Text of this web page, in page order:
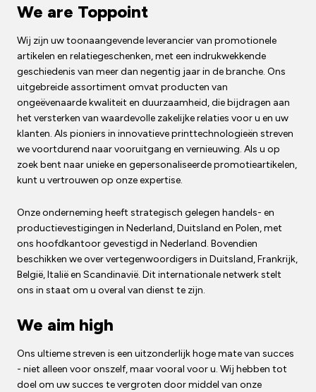
We are Toppoint
Wij zijn uw toonaangevende leverancier van promotionele
artikelen en relatiegeschenken, met een indrukwekkende
geschiedenis van meer dan negentig jaar in de branche. Ons
uitgebreide assortiment omvat producten van
ongeëvenaarde kwaliteit en duurzaamheid, die bijdragen aan
het versterken van waardevolle zakelijke relaties voor u en uw
klanten. Als pioniers in innovatieve printtechnologieën streven
we voortdurend naar vooruitgang en vernieuwing. Als u op
zoek bent naar unieke en gepersonaliseerde promotieartikelen,
kunt u vertrouwen op onze expertise.
Onze onderneming heeft strategisch gelegen handels- en
productievestigingen in Nederland, Duitsland en Polen, met
ons hoofdkantoor gevestigd in Nederland. Bovendien
beschikken we over vertegenwoordigers in Duitsland, Frankrijk,
België, Italië en Scandinavië. Dit internationale netwerk stelt
ons in staat om u overal van dienst te zijn.
We aim high
Ons ultieme streven is een uitzonderlijk hoge mate van succes
- niet alleen voor onszelf, maar vooral voor u. Wij hebben tot
doel om uw succes te vergroten door middel van onze